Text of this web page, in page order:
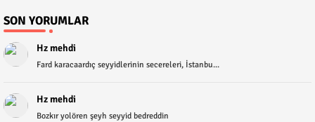
SON YORUMLAR
Hz mehdi
Fard karacaardıç seyyidlerinin secereleri, İstanbu...
Hz mehdi
Bozkır yolören şeyh seyyid bedreddin